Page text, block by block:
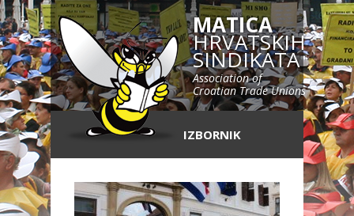
MATICA
HRVATSKIH
SINDIKATA
Association of
Croatian Trade Unions
IZBORNIK